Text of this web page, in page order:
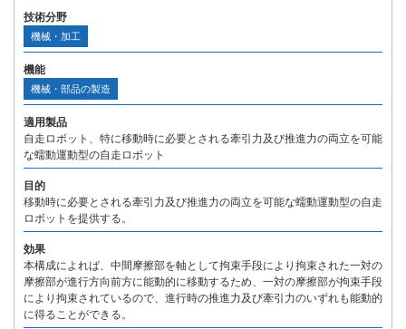
技術分野
機械・加工
機能
機械・部品の製造
適用製品
自走ロボット、特に移動時に必要とされる牽引力及び推進力の両立を可能
な蠕動運動型の自走ロボット
目的
移動時に必要とされる牽引力及び推進力の両立を可能な蠕動運動型の自走
ロボットを提供する。
効果
本構成によれば、中間摩擦部を軸として拘束手段により拘束された一対の
摩擦部が進行方向前方に能動的に移動するため、一対の摩擦部が拘束手段
により拘束されているので、進行時の推進力及び牽引力のいずれも能動的
に得ることができる。